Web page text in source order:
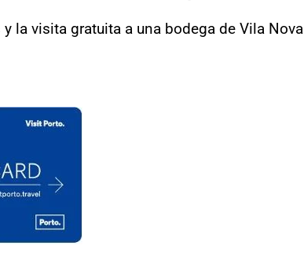
la visita gratuita a una bodega de Vila Nova